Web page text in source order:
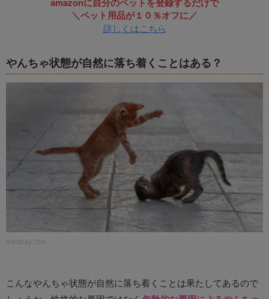
＼ペット用品が１０％オフに／
詳しくはこちら
やんちゃ状態が自然に落ち着くことはある？
pixabay.com
こんなやんちゃ状態が自然に落ち着くことは果たしてあるので